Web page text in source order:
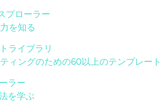
プローラー
を知る
ライブラリ
ィングのための60以上のテンプレート
ラー
を学ぶ